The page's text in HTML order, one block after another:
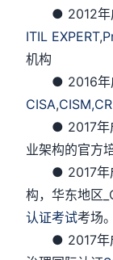
● 2012年成
ITIL EXPERT,
机构
● 2016年成
CISA,CISM,
● 2017年成
业架构的官方
● 2017年成
构，华东地区
认证考试考场。
● 2017年成